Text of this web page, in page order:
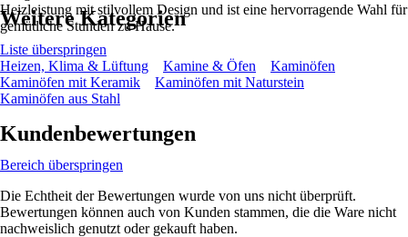
Heizleistung mit stilvollem Design und ist eine hervorragende Wahl für
gemütliche Stunden zu Hause.
Weitere Kategorien
Liste überspringen
Heizen, Klima & Lüftung
Kamine & Öfen
Kaminöfen
Kaminöfen mit Keramik
Kaminöfen mit Naturstein
Kaminöfen aus Stahl
Kundenbewertungen
Bereich überspringen
Die Echtheit der Bewertungen wurde von uns nicht überprüft.
Bewertungen können auch von Kunden stammen, die die Ware nicht
nachweislich genutzt oder gekauft haben.